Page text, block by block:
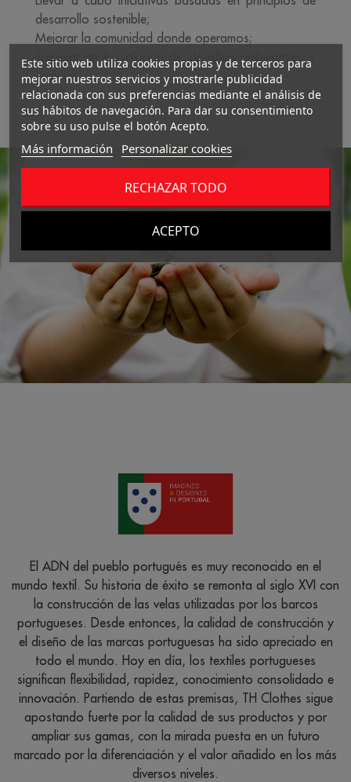
desarrollo sostenible;
Mejorar la comunidad donde operamos;
Trabajar en la solución de desafíos ambientales y
sociales.
El ADN del pueblo portugués es muy reconocido en el
mundo textil. Su historia de éxito se remonta al siglo XVI con
la construcción de las velas utilizadas por los barcos
portugueses. Desde entonces, la calidad de construcción y
el diseño de las marcas portuguesas ha sido apreciado en
todo el mundo. Hoy en día, los textiles portugueses
significan flexibilidad, rapidez, conocimiento consolidado e
innovación. Partiendo de estas premisas, TH Clothes sigue
apostando fuerte por la calidad de sus productos y por
ampliar sus gamas, con la mirada puesta en un futuro
marcado por la diferenciación y el valor añadido en los más
diversos niveles.
Este sitio web utiliza cookies propias y de terceros para
mejorar nuestros servicios y mostrarle publicidad
relacionada con sus preferencias mediante el análisis de
sus hábitos de navegación. Para dar su consentimiento
sobre su uso pulse el botón Acepto.
Más información Personalizar cookies
RECHAZAR TODO
ACEPTO